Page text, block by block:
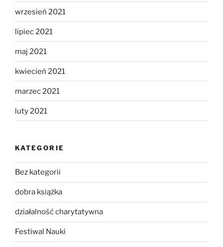
wrzesień 2021
lipiec 2021
maj 2021
kwiecień 2021
marzec 2021
luty 2021
KATEGORIE
Bez kategorii
dobra książka
działalność charytatywna
Festiwal Nauki